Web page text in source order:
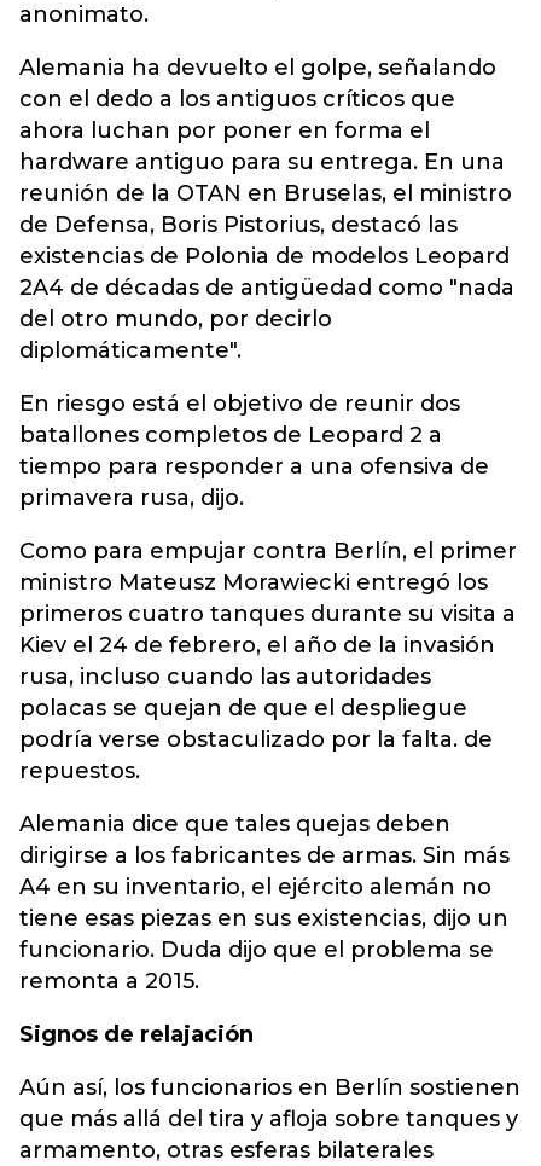
anonimato.
Alemania ha devuelto el golpe, señalando
con el dedo a los antiguos críticos que
ahora luchan por poner en forma el
hardware antiguo para su entrega. En una
reunión de la OTAN en Bruselas, el ministro
de Defensa, Boris Pistorius, destacó las
existencias de Polonia de modelos Leopard
2A4 de décadas de antigüedad como "nada
del otro mundo, por decirlo
diplomáticamente".
En riesgo está el objetivo de reunir dos
batallones completos de Leopard 2 a
tiempo para responder a una ofensiva de
primavera rusa, dijo.
Como para empujar contra Berlín, el primer
ministro Mateusz Morawiecki entregó los
primeros cuatro tanques durante su visita a
Kiev el 24 de febrero, el año de la invasión
rusa, incluso cuando las autoridades
polacas se quejan de que el despliegue
podría verse obstaculizado por la falta. de
repuestos.
Alemania dice que tales quejas deben
dirigirse a los fabricantes de armas. Sin más
A4 en su inventario, el ejército alemán no
tiene esas piezas en sus existencias, dijo un
funcionario. Duda dijo que el problema se
remonta a 2015.
Signos de relajación
Aún así, los funcionarios en Berlín sostienen
que más allá del tira y afloja sobre tanques y
armamento, otras esferas bilaterales